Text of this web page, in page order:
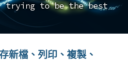
tryi ng to be the best_
新檔、列印、複製、